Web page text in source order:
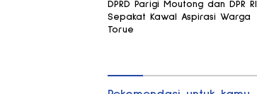
DPRD Parigi Moutong dan DPR RI
Sepakat Kawal Aspirasi Warga
Torue